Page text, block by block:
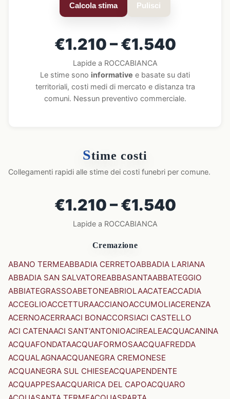
Calcola stima Pulisci
€1.210 – €1.540
Lapide a ROCCABIANCA
Le stime sono informative e basate su dati
territoriali, costi medi di mercato e distanza tra
comuni. Nessun preventivo commerciale.
Stime costi
Collegamenti rapidi alle stime dei costi funebri per comune.
€1.210 – €1.540
Lapide a ROCCABIANCA
Cremazione
ABANO TERMEABBADIA CERRETOABBADIA LARIANA
ABBADIA SAN SALVATOREABBASANTAABBATEGGIO
ABBIATEGRASSOABETONEABRIOLAACATEACCADIA
ACCEGLIOACCETTURAACCIANOACCUMOLIACERENZA
ACERNOACERRAACI BONACCORSIACI CASTELLO
ACI CATENAACI SANT'ANTONIOACIREALEACQUACANINA
ACQUAFONDATAACQUAFORMOSAACQUAFREDDA
ACQUALAGNAACQUANEGRA CREMONESE
ACQUANEGRA SUL CHIESEACQUAPENDENTE
ACQUAPPESAACQUARICA DEL CAPOACQUARO